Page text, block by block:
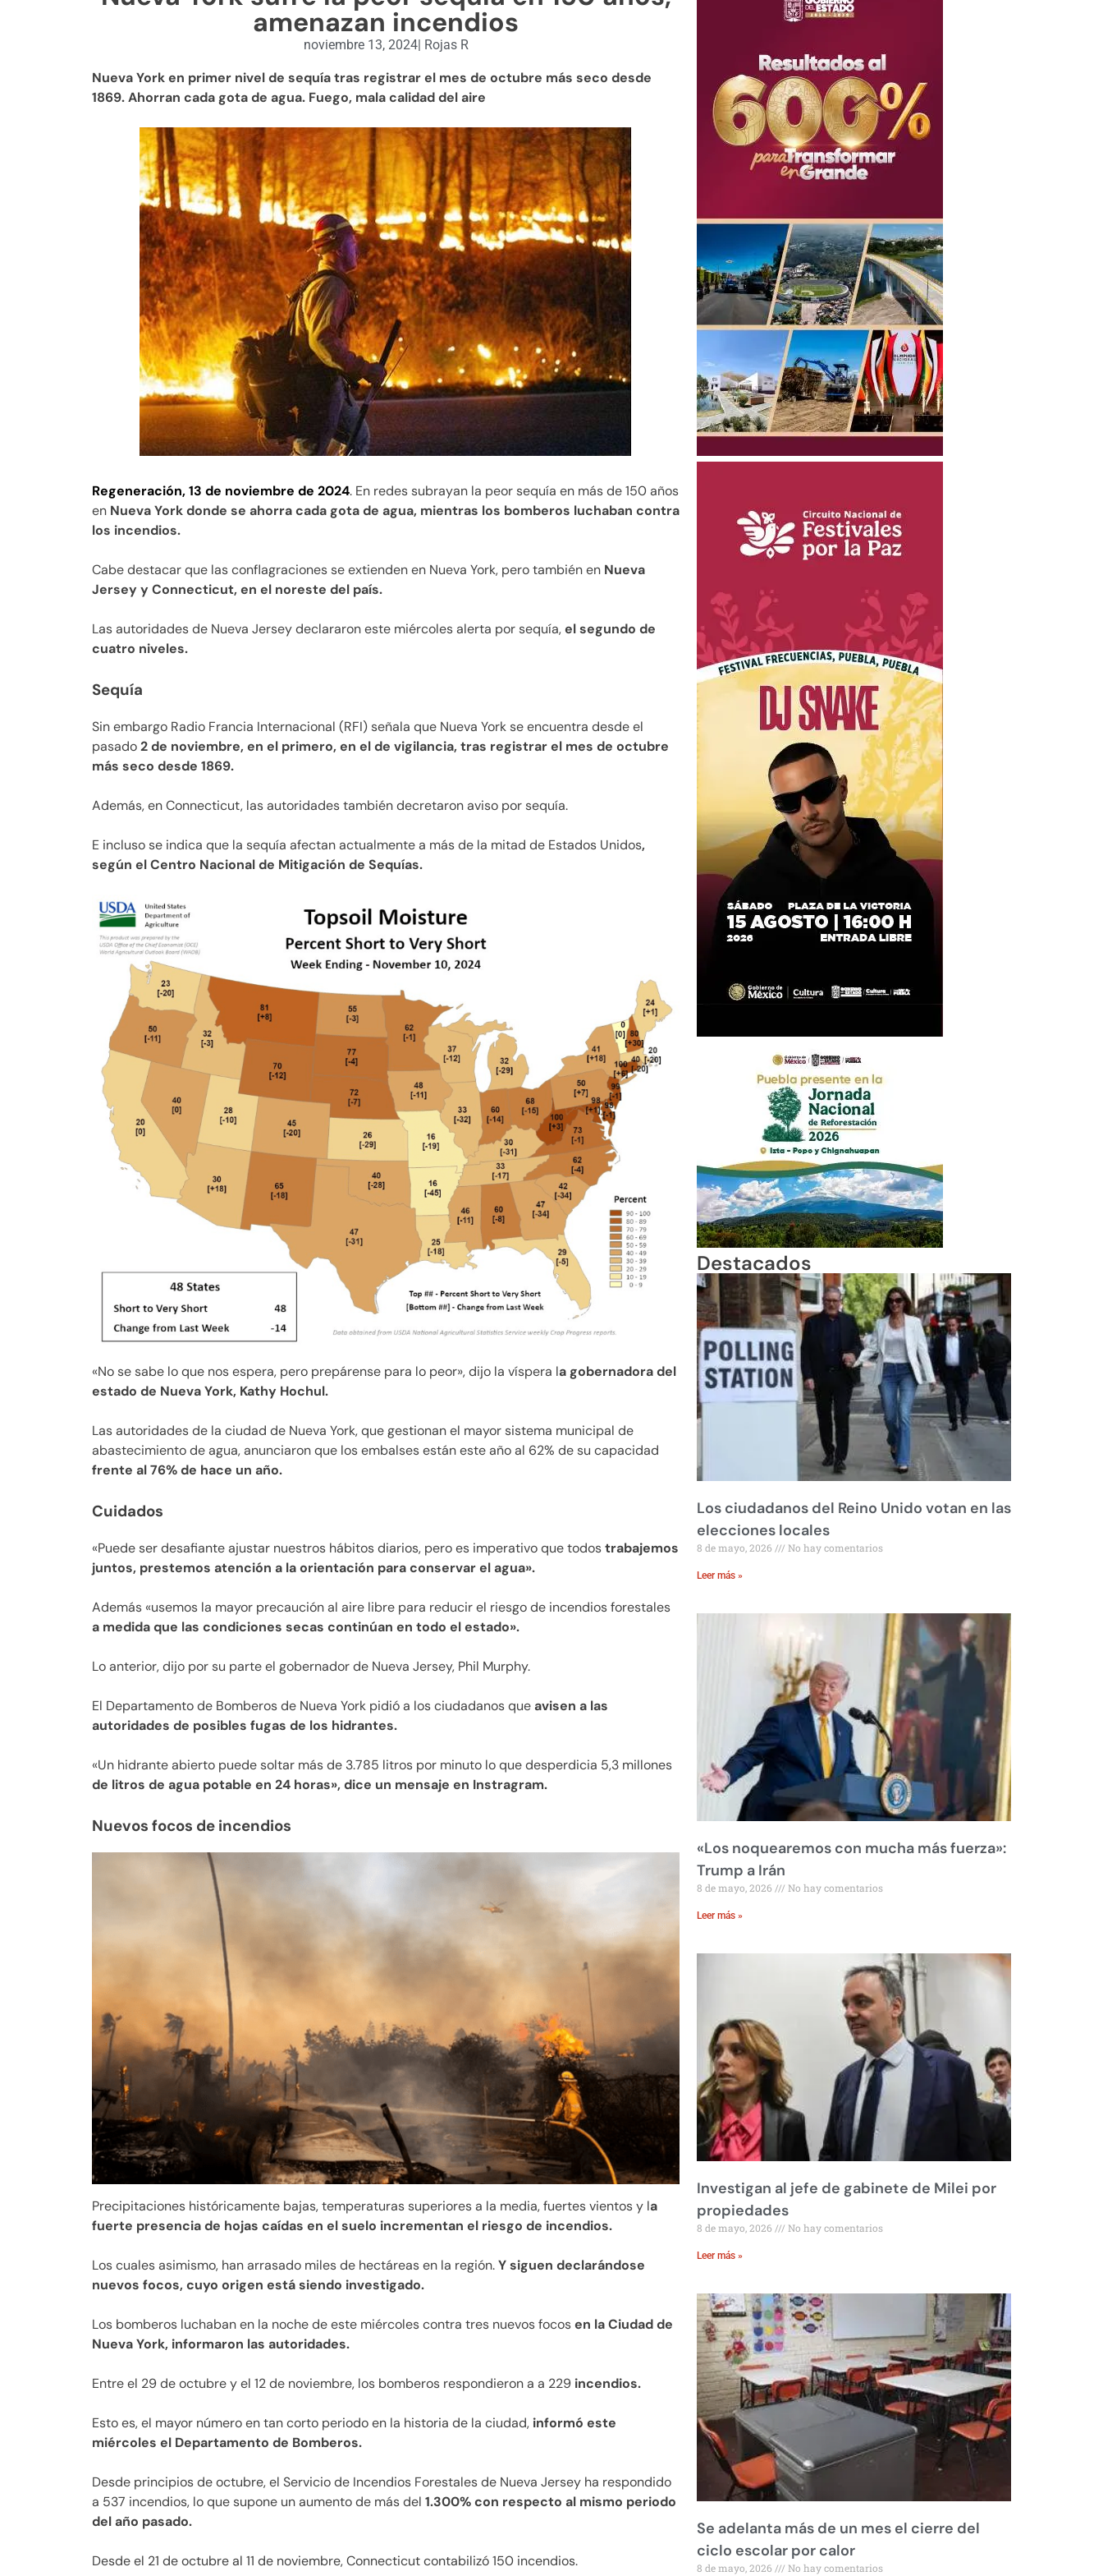
amenazan incendios
noviembre 13, 2024| Rojas R
Nueva York en primer nivel de sequía tras registrar el mes de octubre más seco desde
1869. Ahorran cada gota de agua. Fuego, mala calidad del aire
Regeneración, 13 de noviembre de 2024. En redes subrayan la peor sequía en más de 150 años
en Nueva York donde se ahorra cada gota de agua, mientras los bomberos luchaban contra
los incendios.
Cabe destacar que las conflagraciones se extienden en Nueva York, pero también en Nueva
Jersey y Connecticut, en el noreste del país.
Las autoridades de Nueva Jersey declararon este miércoles alerta por sequía,el segundo de
cuatro niveles.
Sequía
Sin embargo Radio Francia Internacional (RFI) señala que Nueva York se encuentra desde el
pasado2 de noviembre, en el primero, en el de vigilancia, tras registrar el mes de octubre
más seco desde 1869.
Además, en Connecticut, las autoridades también decretaron aviso por sequía.
E incluso se indica que la sequía afectan actualmente a más de la mitad de Estados Unidos,
según el Centro Nacional de Mitigación de Sequías.
«No se sabe lo que nos espera, pero prepárense para lo peor», dijo la víspera la gobernadora del
estado de Nueva York, Kathy Hochul.
Las autoridades de la ciudad de Nueva York, que gestionan el mayor sistema municipal de
abastecimiento de agua, anunciaron que los embalses están este año al 62% de su capacidad
frente al 76% de hace un año.
Cuidados
«Puede ser desafiante ajustar nuestros hábitos diarios, pero es imperativo que todostrabajemos
juntos, prestemos atención a la orientación para conservar el agua».
Además «usemos la mayor precaución al aire libre para reducir el riesgo de incendios forestales
a medida que las condiciones secas continúan en todo el estado».
Lo anterior, dijo por su parte el gobernador de Nueva Jersey, Phil Murphy.
El Departamento de Bomberos de Nueva York pidió a los ciudadanos queavisen a las
autoridades de posibles fugas de los hidrantes.
«Un hidrante abierto puede soltar más de 3.785 litros por minuto lo que desperdicia 5,3 millones
de litros de agua potable en 24 horas», dice un mensaje en Instragram.
Nuevos focos de incendios
Precipitaciones históricamente bajas, temperaturas superiores a la media, fuertes vientos y la
fuerte presencia de hojas caídas en el suelo incrementan el riesgo de incendios.
Los cuales asimismo, han arrasado miles de hectáreas en la región.Y siguen declarándose
nuevos focos, cuyo origen está siendo investigado.
Los bomberos luchaban en la noche de este miércoles contra tres nuevos focosen la Ciudad de
Nueva York, informaron las autoridades.
Entre el 29 de octubre y el 12 de noviembre, los bomberos respondieron a a 229 incendios.
Esto es, el mayor número en tan corto periodo en la historia de la ciudad, informó este
miércoles el Departamento de Bomberos.
Desde principios de octubre, el Servicio de Incendios Forestales de Nueva Jersey ha respondido
a 537 incendios, lo que supone un aumento de más del 1.300% con respecto al mismo periodo
del año pasado.
Desde el 21 de octubre al 11 de noviembre, Connecticut contabilizó 150 incendios.
Destacados
Los ciudadanos del Reino Unido votan en las
elecciones locales
8 de mayo, 2026 No hay comentarios
Leer más »
«Los noquearemos con mucha más fuerza»:
Trump a Irán
8 de mayo, 2026 No hay comentarios
Leer más »
Investigan al jefe de gabinete de Milei por
propiedades
8 de mayo, 2026 No hay comentarios
Leer más »
Se adelanta más de un mes el cierre del
ciclo escolar por calor
8 de mayo, 2026 No hay comentarios